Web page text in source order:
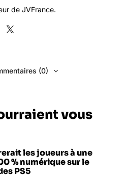
de JVFrance.
(0)
vous
les joueurs à une
% numérique sur le
PS5